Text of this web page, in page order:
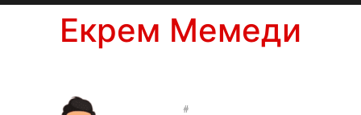
Екрем Мемеди
#